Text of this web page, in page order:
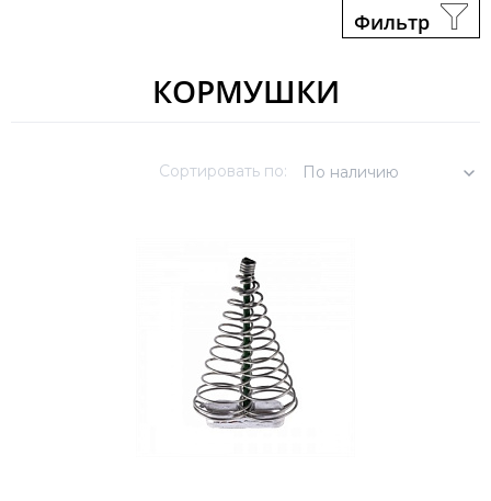
Фильтр
КОРМУШКИ
Сортировать по: По наличию